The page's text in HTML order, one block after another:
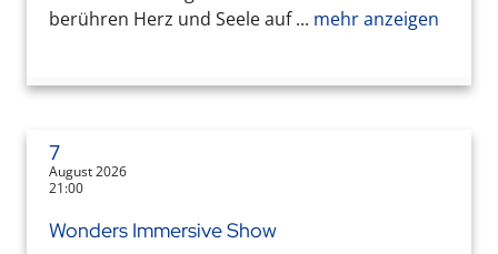
berühren Herz und Seele auf ... mehr anzeigen
7
August 2026
21:00
Wonders Immersive Show